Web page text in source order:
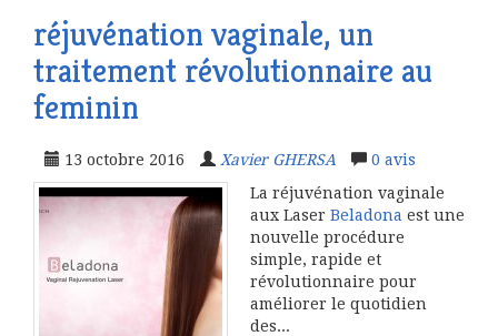
réjuvénation vaginale, un
traitement révolutionnaire au
feminin
13 octobre 2016 Xavier GHERSA 0 avis
La réjuvénation vaginale
aux Laser Beladona est une
nouvelle procédure
simple, rapide et
révolutionnaire pour
améliorer le quotidien
des...